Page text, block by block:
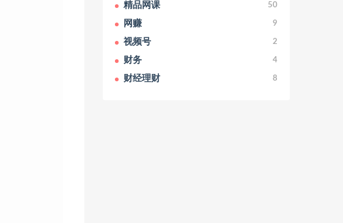
精品网课 50
网赚 9
视频号 2
财务 4
财经理财 8